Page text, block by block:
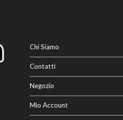
Chi Siamo
Contatti
Negozio
Mio Account